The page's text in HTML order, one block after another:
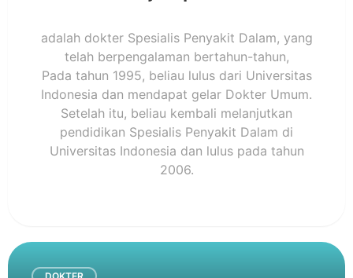
adalah dokter Spesialis Penyakit Dalam, yang
telah berpengalaman bertahun-tahun,
Pada tahun 1995, beliau lulus dari Universitas
Indonesia dan mendapat gelar Dokter Umum.
Setelah itu, beliau kembali melanjutkan
pendidikan Spesialis Penyakit Dalam di
Universitas Indonesia dan lulus pada tahun
2006.